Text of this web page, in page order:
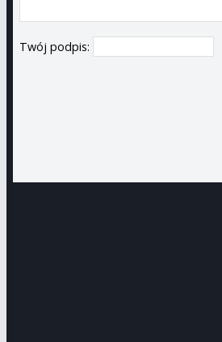
Twój podpis: